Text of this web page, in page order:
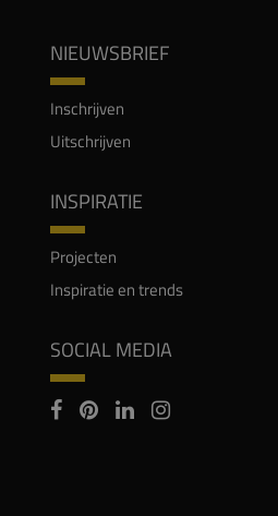
NIEUWSBRIEF
Inschrijven
Uitschrijven
INSPIRATIE
Projecten
Inspiratie en trends
SOCIAL MEDIA